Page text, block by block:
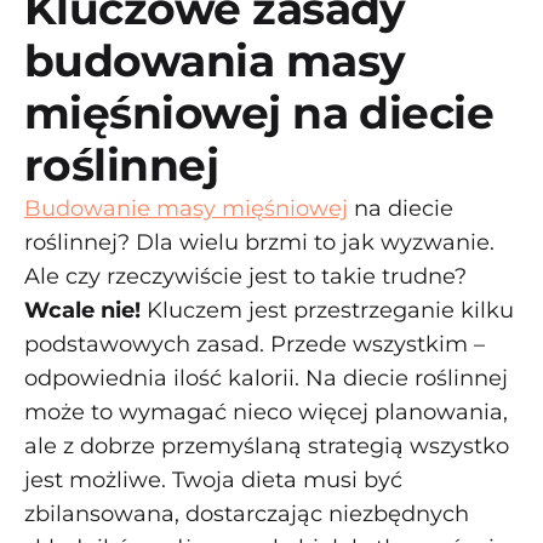
budowania masy
mięśniowej na diecie
roślinnej
Budowanie masy mięśniowej na diecie
roślinnej? Dla wielu brzmi to jak wyzwanie.
Ale czy rzeczywiście jest to takie trudne?
Wcale nie! Kluczem jest przestrzeganie kilku
podstawowych zasad. Przede wszystkim –
odpowiednia ilość kalorii. Na diecie roślinnej
może to wymagać nieco więcej planowania,
ale z dobrze przemyślaną strategią wszystko
jest możliwe. Twoja dieta musi być
zbilansowana, dostarczając niezbędnych